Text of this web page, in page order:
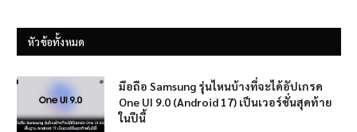
หัวข้อทั้งหมด
มือถือ Samsung รุ่นไหนบ้างที่จะได้อัปเกรด
One UI 9.0 (Android 17) เป็นเวอร์ชั่นสุดท้าย
ในปีนี้